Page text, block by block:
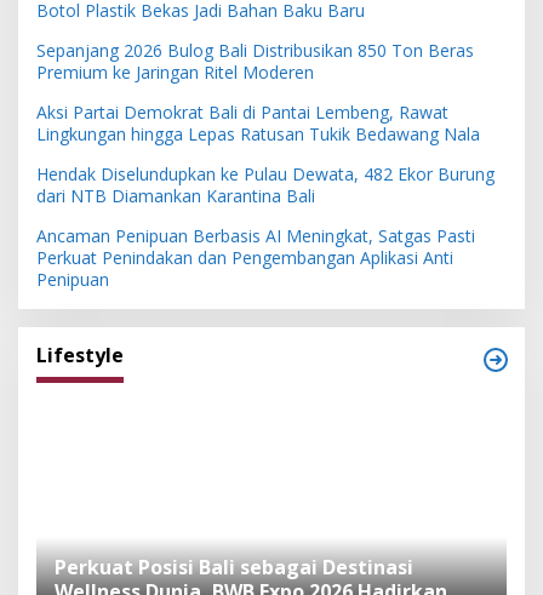
Botol Plastik Bekas Jadi Bahan Baku Baru
Sepanjang 2026 Bulog Bali Distribusikan 850 Ton Beras
Premium ke Jaringan Ritel Moderen
Aksi Partai Demokrat Bali di Pantai Lembeng, Rawat
Lingkungan hingga Lepas Ratusan Tukik Bedawang Nala
Hendak Diselundupkan ke Pulau Dewata, 482 Ekor Burung
dari NTB Diamankan Karantina Bali
Ancaman Penipuan Berbasis AI Meningkat, Satgas Pasti
Perkuat Penindakan dan Pengembangan Aplikasi Anti
Penipuan
Lifestyle
Perkuat Posisi Bali sebagai Destinasi